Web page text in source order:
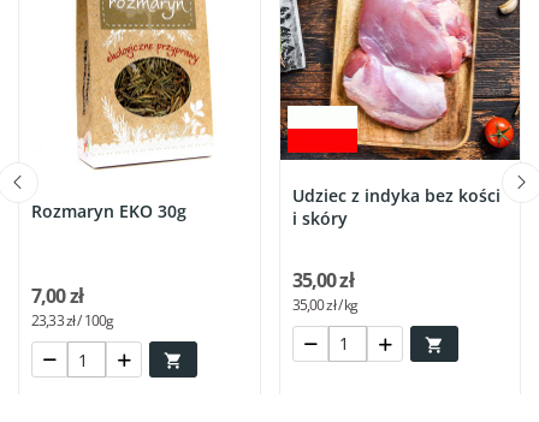
Rozmaryn EKO 30g

7,00 zł
23,33 zł / 100g
Udziec z indyka bez kości
i skóry

35,00 zł
35,00 zł / kg